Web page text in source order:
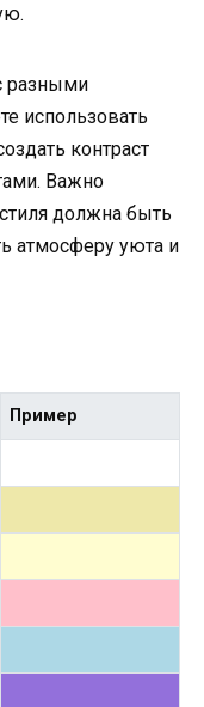
разными
использовать
контраст
Важно
должна быть
атмосферу уюта и
Пример